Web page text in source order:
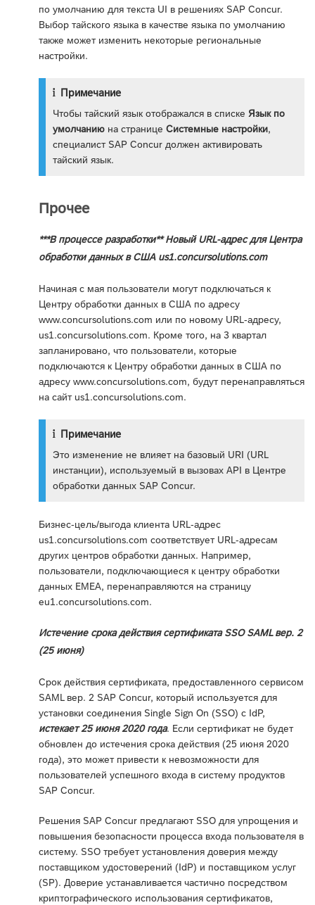
по умолчанию для текста UI в решениях SAP Concur.
Выбор тайского языка в качестве языка по умолчанию
также может изменить некоторые региональные
настройки.
Примечание
Чтобы тайский язык отображался в списке Язык по
умолчанию на страницеСистемные настройки,
специалист SAP Concur должен активировать
тайский язык.
Прочее
***В процессе разработки** Новый URL-адрес для Центра
обработки данных в США us1.concursolutions.com
Начиная с мая пользователи могут подключаться к
Центру обработки данных в США по адресу
www.concursolutions.com или по новому URL-адресу,
us1.concursolutions.com. Кроме того, на 3 квартал
запланировано, что пользователи, которые
подключаются к Центру обработки данных в США по
адресу www.concursolutions.com, будут перенаправляться
на сайт us1.concursolutions.com.
Примечание
Это изменение не влияет на базовый URI (URL
инстанции), используемый в вызовах API в Центре
обработки данных SAP Concur.
Бизнес-цель/выгода клиента URL-адрес
us1.concursolutions.com соответствует URL-адресам
других центров обработки данных. Например,
пользователи, подключающиеся к центру обработки
данных EMEA, перенаправляются на страницу
eu1.concursolutions.com.
Истечение срока действия сертификата SSO SAML вер. 2
(25 июня)
Срок действия сертификата, предоставленного сервисом
SAML вер. 2 SAP Concur, который используется для
установки соединения Single Sign On (SSO) с IdP,
истекает 25 июня 2020 года. Если сертификат не будет
обновлен до истечения срока действия (25 июня 2020
года), это может привести к невозможности для
пользователей успешного входа в систему продуктов
SAP Concur.
Решения SAP Concur предлагают SSO для упрощения и
повышения безопасности процесса входа пользователя в
систему. SSO требует установления доверия между
поставщиком удостоверений (IdP) и поставщиком услуг
(SP). Доверие устанавливается частично посредством
криптографического использования сертификатов,